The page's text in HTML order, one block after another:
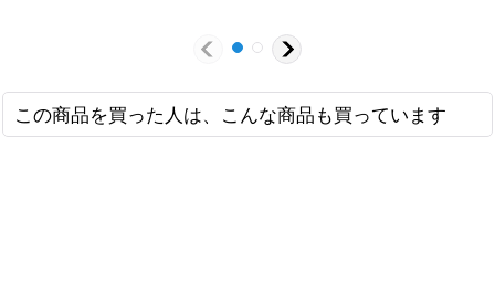
この商品を買った人は、こんな商品も買っています